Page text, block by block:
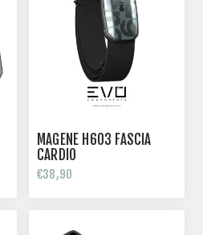
MAGENE H603 FASCIA
CARDIO
€38,90